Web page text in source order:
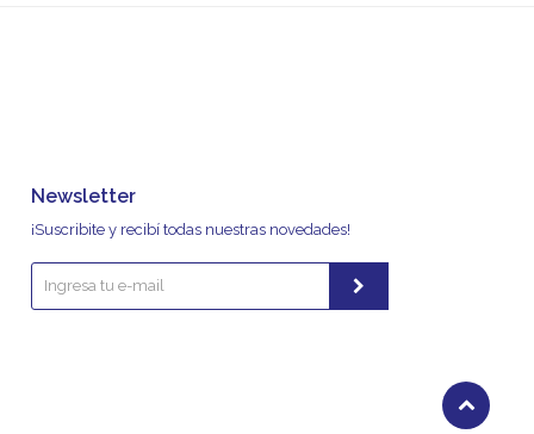
Newsletter
¡Suscribite y recibí todas nuestras novedades!